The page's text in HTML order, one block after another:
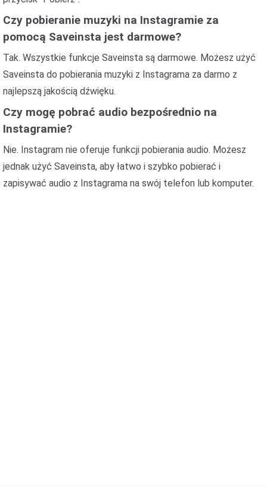
Czy pobieranie muzyki na Instagramie za
pomocą Saveinsta jest darmowe?
Tak. Wszystkie funkcje Saveinsta są darmowe. Możesz użyć
Saveinsta do pobierania muzyki z Instagrama za darmo z
najlepszą jakością dźwięku.
Czy mogę pobrać audio bezpośrednio na
Instagramie?
Nie. Instagram nie oferuje funkcji pobierania audio. Możesz
jednak użyć Saveinsta, aby łatwo i szybko pobierać i
zapisywać audio z Instagrama na swój telefon lub komputer.